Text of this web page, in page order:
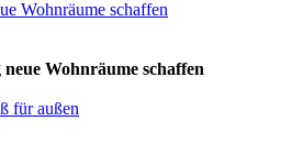
Wohnräume schaffen